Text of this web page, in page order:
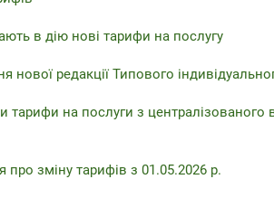
в дію нові тарифи на послугу
редакції Типового
на послуги з централізованого
зміну тарифів з 01.05.2026 р.